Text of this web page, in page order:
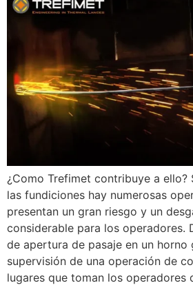
¿Como Trefimet contribuye a ello?
las fundiciones hay numerosas
presentan un gran riesgo y un
considerable para los operadores.
de apertura de pasaje en un horno
supervisión de una operación de
lugares que toman los